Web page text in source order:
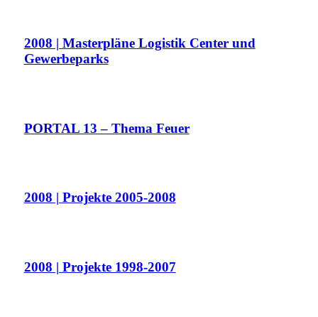
2008 | Masterpläne Logistik Center und
Gewerbeparks
PORTAL 13 – Thema Feuer
2008 | Projekte 2005-2008
2008 | Projekte 1998-2007